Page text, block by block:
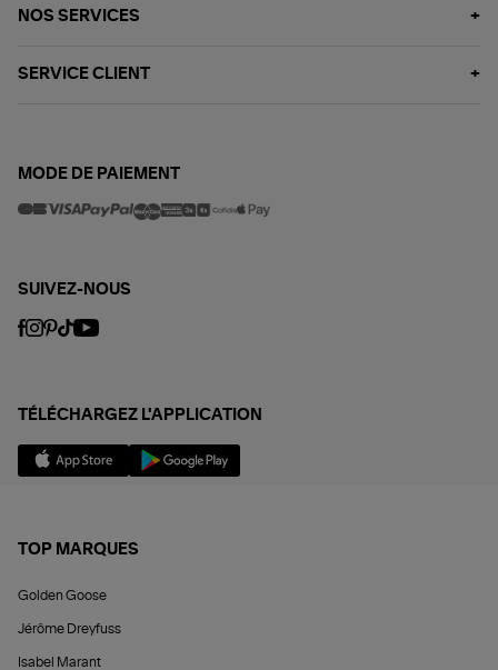
NOS SERVICES
SERVICE CLIENT
MODE DE PAIEMENT
SUIVEZ-NOUS
TÉLÉCHARGEZ L'APPLICATION
TOP MARQUES
Golden Goose
Jérôme Dreyfuss
Isabel Marant